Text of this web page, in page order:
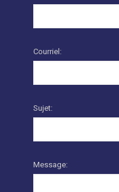
Courriel:
Sujet:
Message: